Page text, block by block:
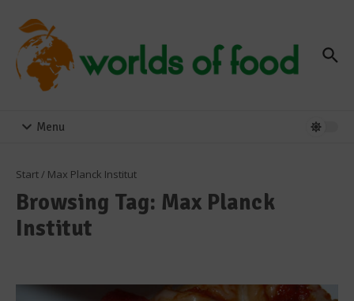
Menu
Start/ Max Planck Institut
Browsing Tag: Max Planck
Institut